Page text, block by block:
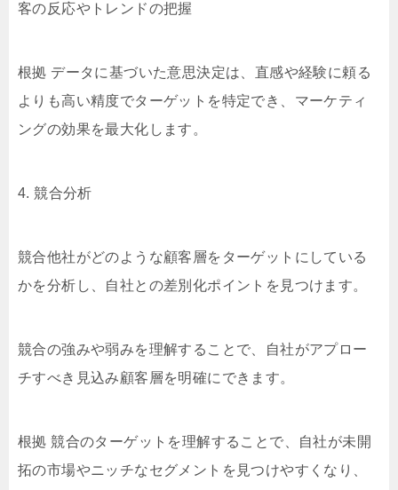
客の反応やトレンドの把握
根拠 データに基づいた意思決定は、直感や経験に頼る
よりも高い精度でターゲットを特定でき、マーケティ
ングの効果を最大化します。
4. 競合分析
競合他社がどのような顧客層をターゲットにしている
かを分析し、自社との差別化ポイントを見つけます。
競合の強みや弱みを理解することで、自社がアプロー
チすべき見込み顧客層を明確にできます。
根拠 競合のターゲットを理解することで、自社が未開
拓の市場やニッチなセグメントを見つけやすくなり、